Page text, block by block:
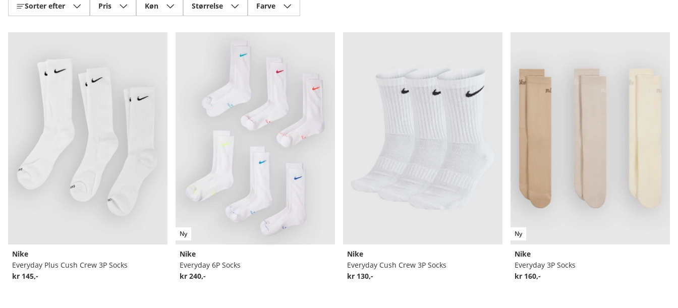
Sorter efter Pris Køn Størrelse Farve
Nike
Everyday Plus Cush Crew 3P Socks
kr 145,-
Ny
Nike
Everyday 6P Socks
kr 240,-
Nike
Everyday Cush Crew 3P Socks
kr 130,-
Ny
Nike
Everyday 3P Socks
kr 160,-